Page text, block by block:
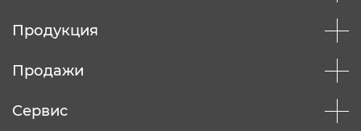
Продукция
Продажи
Сервис